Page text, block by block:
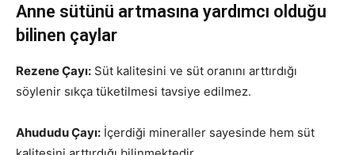
Anne sütünü artmasına yardımcı olduğu
bilinen çaylar
Rezene Çayı: Süt kalitesini ve süt oranını arttırdığı
söylenir sıkça tüketilmesi tavsiye edilmez.
Ahududu Çayı: İçerdiği mineraller sayesinde hem süt